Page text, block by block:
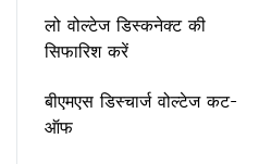
लो वोल्टेज डिस्कनेक्ट की
सिफारिश करें
बीएमएस डिस्चार्ज वोल्टेज कट-
ऑफ